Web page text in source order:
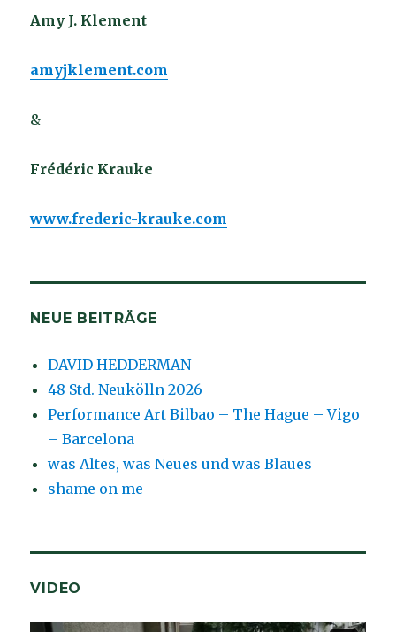
Amy J. Klement
amyjklement.com
&
Frédéric Krauke
www.frederic-krauke.com
NEUE BEITRÄGE
DAVID HEDDERMAN
48 Std. Neukölln 2026
Performance Art Bilbao – The Hague – Vigo
– Barcelona
was Altes, was Neues und was Blaues
shame on me
VIDEO